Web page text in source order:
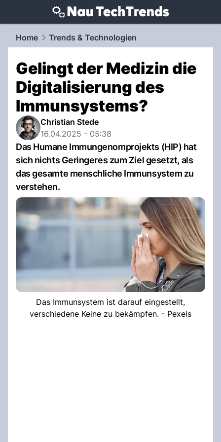
techtrends.NAU.ch
Home Trends & Technologien
Gelingt der Medizin die
Digitalisierung des
Immunsystems?
Christian Stede
16.04.2025 - 05:38
Das Humane Immungenomprojekts (HIP) hat
sich nichts Geringeres zum Ziel gesetzt, als
das gesamte menschliche Immunsystem zu
verstehen.
Das Immunsystem ist darauf eingestellt,
verschiedene Keine zu bekämpfen. - Pexels